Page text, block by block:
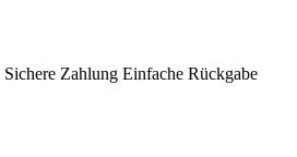
Sichere Zahlung Einfache Rückgabe